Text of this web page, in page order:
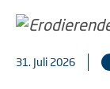
31. Juli 2026